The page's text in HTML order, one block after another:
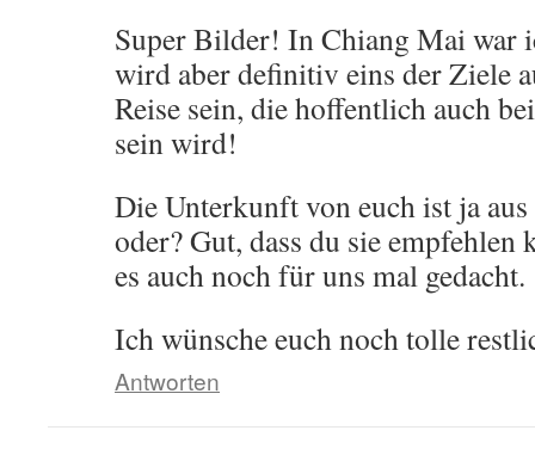
Super Bilder! In Chiang Mai war
wird aber definitiv eins der Ziele
Reise sein, die hoffentlich auch
sein wird!
Die Unterkunft von euch ist ja
oder? Gut, dass du sie empfehlen
es auch noch für uns mal gedacht.
Ich wünsche euch noch tolle
Antworten